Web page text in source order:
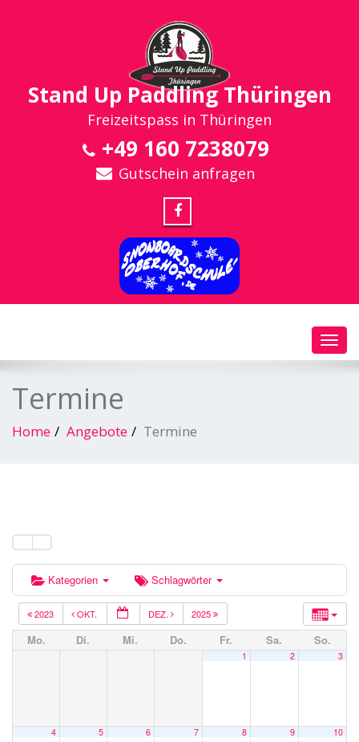
Stand Up Paddling Thüringen
Freizeitspass in Thüringen
+49 160 7238079
Gutschein anfragen
Termine
Home Angebote Termine
Kategorien Schlagwörter
2023 OKT. DEZ. 2025
Mo. Di. Mi. Do. Fr. Sa. So.
1 2 3
4 5 6 7 8 9 10